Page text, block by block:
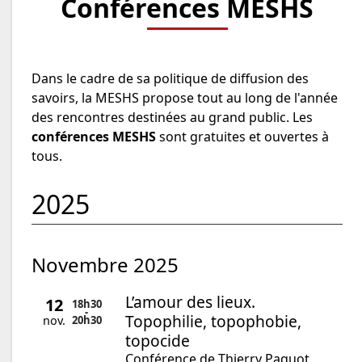
Conférences MESHS
Dans le cadre de sa politique de diffusion des
savoirs, la MESHS propose tout au long de l'année
des rencontres destinées au grand public. Les
conférences MESHSsont gratuites et ouvertes à
tous.
2025
novembre 2025
12
nov.
18h30
-
20h30
L’amour des lieux.
Topophilie, topophobie,
topocide